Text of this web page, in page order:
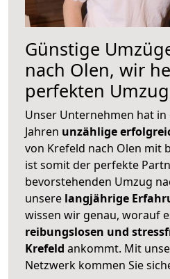
Günstige
nach Olen, wir
perfekten Umzug
Unser Unternehmen hat
Jahren unzählige
von Krefeld nach Olen mit
ist somit der perfekte
bevorstehenden Umzug
unsere langjährige
wissen wir genau, worauf
reibungslosen und
Krefeld ankommt. Mit
Netzwerk kommen Sie